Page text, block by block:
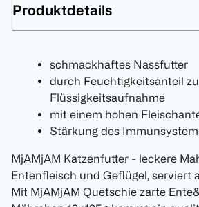
Produktdetails
schmackhaftes Nassfutter
durch Feuchtigkeitsanteil
Flüssigkeitsaufnahme
mit einem hohen
Stärkung des
MjAMjAM Katzenfutter - leckere
Entenfleisch und Geflügel, serviert
Mit MjAMjAM Quetschie zarte